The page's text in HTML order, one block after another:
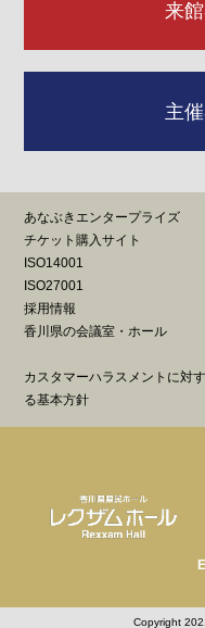
来
主
あなぶきエンタープライズ
チケット購入サイト
ISO14001
ISO27001
採用情報
香川県の会議室・ホール
カスタマーハラスメントに対す
る基本方針
Copyright